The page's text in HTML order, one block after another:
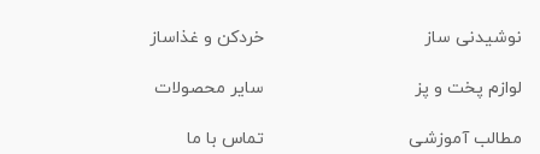
نوشیدنی ساز خردکن و غذاساز
لوازم پخت و پز سایر محصولات
مطالب آموزشی تماس با ما